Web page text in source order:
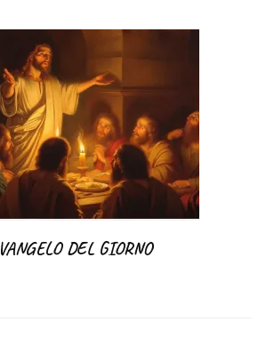
VANGELO DEL GIORNO